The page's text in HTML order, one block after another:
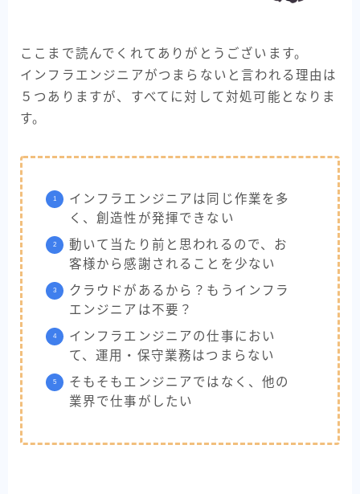
ここまで読んでくれてありがとうございます。
インフラエンジニアがつまらないと言われる理由は
５つありますが、すべてに対して対処可能となりま
す。
インフラエンジニアは同じ作業を多
く、創造性が発揮できない
動いて当たり前と思われるので、お
客様から感謝されることを少ない
クラウドがあるから？もうインフラ
エンジニアは不要？
インフラエンジニアの仕事におい
て、運用・保守業務はつまらない
そもそもエンジニアではなく、他の
業界で仕事がしたい